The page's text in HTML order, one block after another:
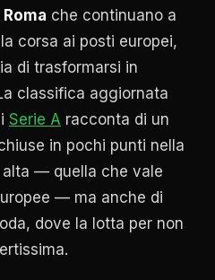
Roma che continuano a
corsa ai posti europei,
di trasformarsi in
classifica aggiornata
Serie A racconta di un
in pochi punti nella
— quella che vale
— ma anche di
dove la lotta per non